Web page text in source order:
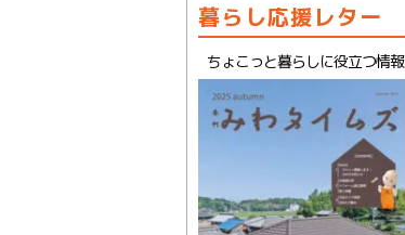
暮らし応援レター
ちょこっと暮らしに役立つ情報